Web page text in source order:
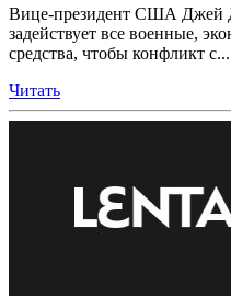
Вице-президент США Джей
задействует все военные,
средства, чтобы конфликт с...
Читать